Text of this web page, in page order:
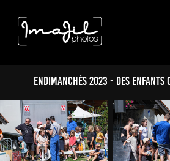
Endimanchés 2023 - Des